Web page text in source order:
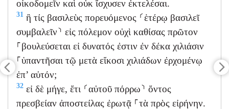
οἰκοδομεῖν καὶ οὐκ ἴσχυσεν ἐκτελέσαι.
31 ἢ τίς βασιλεὺς πορευόμενος ⸂ἑτέρῳ βασιλεῖ
συμβαλεῖν⸃ εἰς πόλεμον οὐχὶ καθίσας πρῶτον
⸀βουλεύσεται εἰ δυνατός ἐστιν ἐν δέκα χιλιάσιν
⸀ὑπαντῆσαι τῷ μετὰ εἴκοσι χιλιάδων ἐρχομένῳ
ἐπ’ αὐτόν;
32 εἰ δὲ μήγε, ἔτι ⸂αὐτοῦ πόρρω⸃ ὄντος
πρεσβείαν ἀποστείλας ἐρωτᾷ ⸀τὰ πρὸς εἰρήνην.